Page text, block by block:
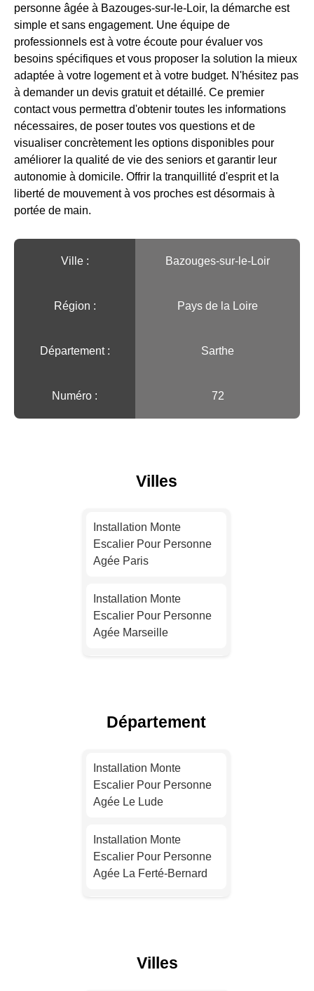
personne âgée à Bazouges-sur-le-Loir, la démarche est
simple et sans engagement. Une équipe de
professionnels est à votre écoute pour évaluer vos
besoins spécifiques et vous proposer la solution la mieux
adaptée à votre logement et à votre budget. N'hésitez pas
à demander un devis gratuit et détaillé. Ce premier
contact vous permettra d'obtenir toutes les informations
nécessaires, de poser toutes vos questions et de
visualiser concrètement les options disponibles pour
améliorer la qualité de vie des seniors et garantir leur
autonomie à domicile. Offrir la tranquillité d'esprit et la
liberté de mouvement à vos proches est désormais à
portée de main.
Ville :️ Bazouges-sur-le-Loir
Région :️ Pays de la Loire
Département : Sarthe
Numéro : 72
Villes
Installation Monte
Escalier Pour Personne
Agée Paris
Installation Monte
Escalier Pour Personne
Agée Marseille
Agée Toulouse
Agée Nice
Installation Monte
Département
Installation Monte
Escalier Pour Personne
Agée Le Lude
Installation Monte
Escalier Pour Personne
Agée La Ferté-Bernard
Villes